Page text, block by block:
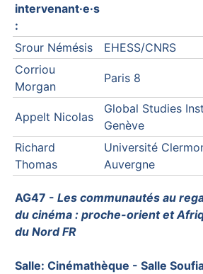
intervenant·e·s
:
Srour Némésis
EHESS/CNRS
Corriou
Morgan
Paris 8
Appelt Nicolas
Global Studies
Genève
Richard
Thomas
Université
Auvergne
AG47 -Les communautés au
du cinéma : proche-orient et
du Nord FR
Salle: Cinémathèque - Salle